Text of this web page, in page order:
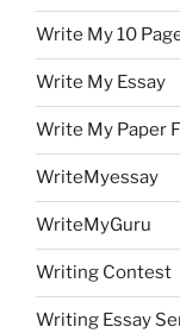
Write My 10
Write My Essay
Write My Paper
WriteMyessay
WriteMyGuru
Writing Contest
Writing Essay